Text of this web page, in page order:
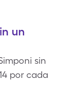
un
sin
por cada